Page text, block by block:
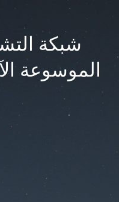
شبكة
الموسوعة